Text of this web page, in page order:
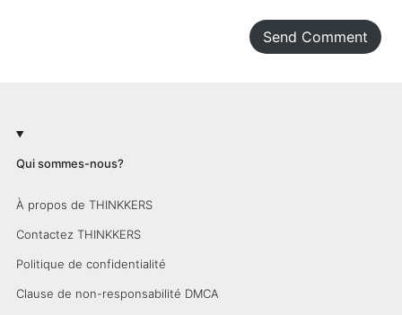
Send Comment
Qui sommes-nous?
À propos de THINKKERS
Contactez THINKKERS
Politique de confidentialité
Clause de non-responsabilité DMCA